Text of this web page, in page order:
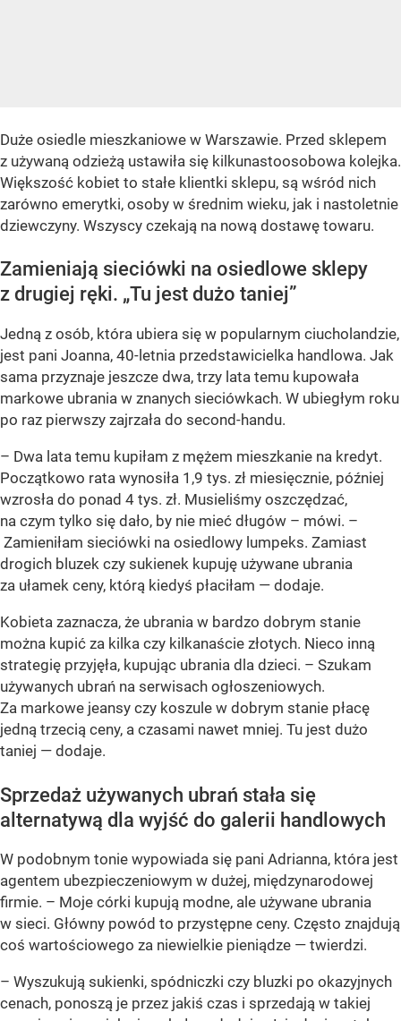
Duże osiedle mieszkaniowe w Warszawie. Przed sklepem
z używaną odzieżą ustawiła się kilkunastoosobowa kolejka.
Większość kobiet to stałe klientki sklepu, są wśród nich
zarówno emerytki, osoby w średnim wieku, jak i nastoletnie
dziewczyny. Wszyscy czekają na nową dostawę towaru.
Zamieniają sieciówki na osiedlowe sklepy
z drugiej ręki. „Tu jest dużo taniej”
Jedną z osób, która ubiera się w popularnym ciucholandzie,
jest pani Joanna, 40-letnia przedstawicielka handlowa. Jak
sama przyznaje jeszcze dwa, trzy lata temu kupowała
markowe ubrania w znanych sieciówkach. W ubiegłym roku
po raz pierwszy zajrzała do second-handu.
– Dwa lata temu kupiłam z mężem mieszkanie na kredyt.
Początkowo rata wynosiła 1,9 tys. zł miesięcznie, później
wzrosła do ponad 4 tys. zł. Musieliśmy oszczędzać,
na czym tylko się dało, by nie mieć długów – mówi. –
Zamieniłam sieciówki na osiedlowy lumpeks. Zamiast
drogich bluzek czy sukienek kupuję używane ubrania
za ułamek ceny, którą kiedyś płaciłam — dodaje.
Kobieta zaznacza, że ubrania w bardzo dobrym stanie
można kupić za kilka czy kilkanaście złotych. Nieco inną
strategię przyjęła, kupując ubrania dla dzieci. – Szukam
używanych ubrań na serwisach ogłoszeniowych.
Za markowe jeansy czy koszule w dobrym stanie płacę
jedną trzecią ceny, a czasami nawet mniej. Tu jest dużo
taniej — dodaje.
Sprzedaż używanych ubrań stała się
alternatywą dla wyjść do galerii handlowych
W podobnym tonie wypowiada się pani Adrianna, która jest
agentem ubezpieczeniowym w dużej, międzynarodowej
firmie. – Moje córki kupują modne, ale używane ubrania
w sieci. Główny powód to przystępne ceny. Często znajdują
coś wartościowego za niewielkie pieniądze — twierdzi.
– Wyszukują sukienki, spódniczki czy bluzki po okazyjnych
cenach, ponoszą je przez jakiś czas i sprzedają w takiej